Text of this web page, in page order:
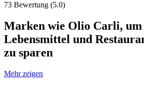
73 Bewertung (5.0)
Marken wie Olio Carli, um
Lebensmittel und
zu sparen
Mehr zeigen